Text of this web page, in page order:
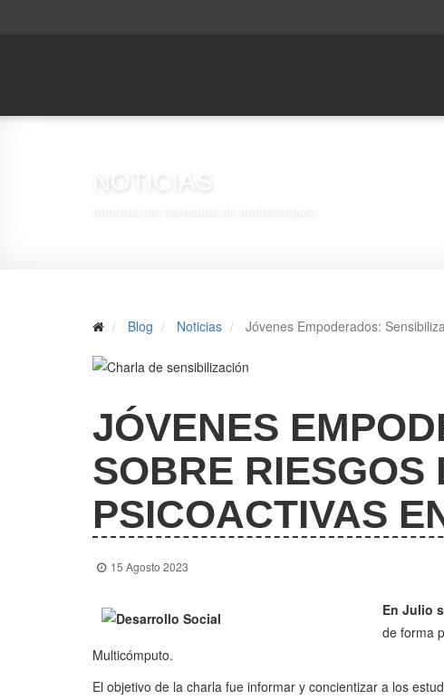
NOTICIAS
Blog Noticias Jóvenes Empoderados:
JÓVENES
SOBRE RIESGOS
PSICOACTIVAS
15 Agosto 2023
En Julio
de forma
Multicómputo.
El objetivo de la charla fue informar y concientizar a los